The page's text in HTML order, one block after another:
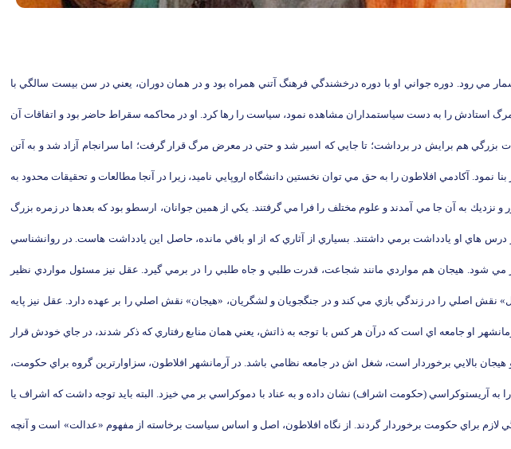
مي رود. دوره جواني او با دوره درخشندگي فرهنگ آتني همراه بود و در همان دوران، يعني در سن بيست سالگي با
استادش را به دست سياستمداران مشاهده نمود، سياست را رها كرد. او در محاكمه سقراط حاضر بود و اتفاقات آن
بزرگي هم برايش در برداشت؛ تا جايي كه اسير شد و حتي در معرض مرگ قرار گرفت؛ اما سرانجام آزاد شد و به آتن
طرفانه علم، در اين شهر بنا نمود. آكادمي افلاطون را به حق مي توان نخستين دانشگاه اروپايي ناميد، زيرا در آنجا مطالعات و تحقيقات محدود به
به آن جا مي آمدند و علوم مختلف را فرا مي گرفتند. يكي از همين جوانان، ارسطو بود كه بعدها در زمره بزرگ
هاي او يادداشت برمي داشتند. بسياري از آثاري كه از او باقي مانده، حاصل اين يادداشت هاست. در روانشناسي
شود. هيجان هم مواردي مانند شجاعت، قدرت طلبي و جاه طلبي را در برمي گيرد. عقل نيز مسئول مواردي نظير
نقش اصلي را در زندگي بازي مي كند و در جنگجويان و لشگريان، «هيجان» نقش اصلي را بر عهده دارد. عقل نيز پايه
او جامعه اي است كه درآن هر كس با توجه به ذاتش، يعني همان منابع رفتاري كه ذكر شدند، در جاي خودش قرار
بالايي برخوردار است، شغل اش در جامعه نظامي باشد. در آرمانشهر افلاطون، سزاوارترين گروه براي حكومت،
به آريستوكراسي (حكومت اشراف) نشان داده و به عناد با دموكراسي بر مي خيزد. البته بايد توجه داشت كه اشراف يا
لازم براي حكومت برخوردار گردند. از نگاه افلاطون، اصل و اساس سياست برخاسته از مفهوم «عدالت» است و آنچه